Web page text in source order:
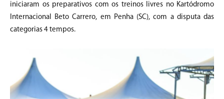
iniciaram os preparativos com os treinos livres no Kartódromo
Internacional Beto Carrero, em Penha (SC), com a disputa das
categorias 4 tempos.